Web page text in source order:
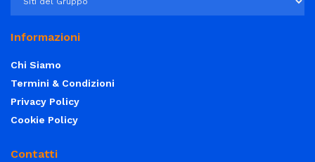
Informazioni
Chi Siamo
Termini & Condizioni
Privacy Policy
Cookie Policy
Contatti